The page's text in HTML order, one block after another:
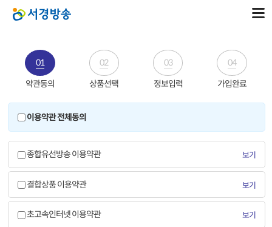
01
약관동의
02
상품선택
03
정보입력
04
가입완료
이용약관 전체동의
종합유선방송 이용약관 보기
결합상품 이용약관 보기
초고속인터넷 이용약관 보기